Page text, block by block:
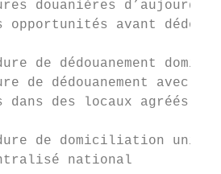
douanières
avant
de dédouanement
de dédouanement avec
dans des locaux agréés
de domiciliation unique
national